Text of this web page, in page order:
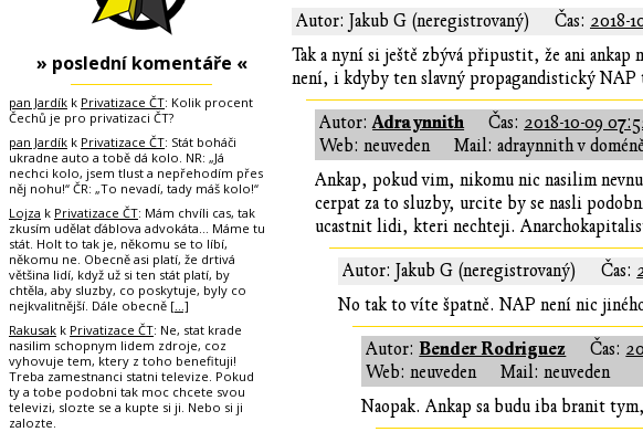
Autor: Jakub G (neregistrovaný) Čas: 2018-
Tak a nyní si ještě zbývá připustit, že ani ankap
není, i kdyby ten slavný propagandistický NAP
Autor:Adraynnith Čas: 2018-10-09
Web: neuveden
Mail: adraynnith v
Ankap, pokud vim, nikomu nic nasilim
cerpat za to sluzby, urcite by se nasli
ucastnit lidi, kteri nechteji.
Autor: Jakub G (neregistrovaný) Čas:
No tak to víte špatně. NAP není nic
Autor: Bender Rodriguez Čas:
Web: neuveden
Mail: neuveden
Naopak. Ankap sa budu iba branit
» poslední komentáře «
pan Jardík k Privatizace ČT: Kolik procent
Čechů je pro privatizaci ČT?
pan Jardík k Privatizace ČT: Stát boháči
ukradne auto a tobě dá kolo. NR: „Já
nechci kolo, jsem tlust a nepřehodím přes
něj nohu!“ ČR: „To nevadí, tady máš kolo!“
Lojza k Privatizace ČT: Mám chvíli cas, tak
zkusím udělat ďáblova advokáta... Máme tu
stát. Holt to tak je, někomu se to líbí,
někomu ne. Obecně asi platí, že drtivá
většina lidí, když už si ten stát platí, by
chtěla, aby sluzby, co poskytuje, byly co
nejkvalitnější. Dále obecně […]
Rakusak k Privatizace ČT: Ne, stat krade
nasilim schopnym lidem zdroje, coz
vyhovuje tem, ktery z toho benefituji!
Treba zamestnanci statni televize. Pokud
ty a tobe podobni tak moc chcete svou
televizi, slozte se a kupte si ji. Nebo si ji
zalozte.